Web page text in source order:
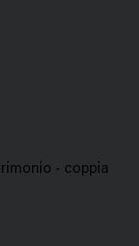
- coppia